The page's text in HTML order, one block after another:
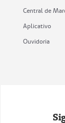
Central de
Aplicativo
Ouvidoria